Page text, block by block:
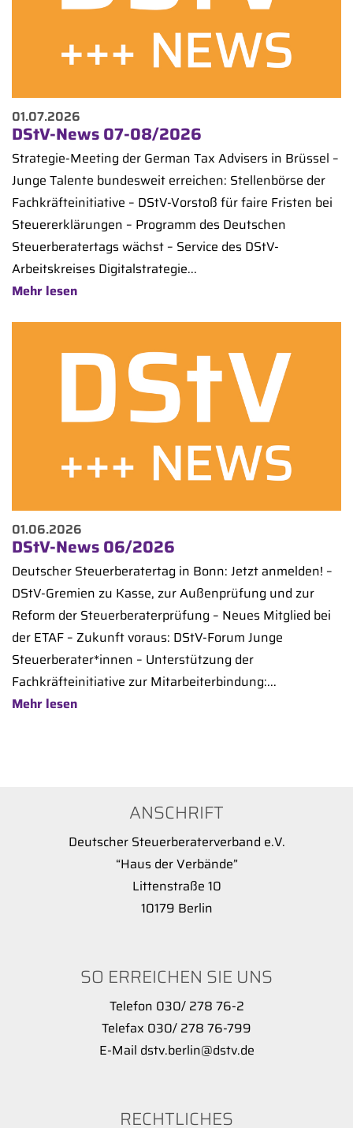
01.07.2026
DStV-News 07-08/2026
Strategie-Meeting der German Tax Advisers in Brüssel –
Junge Talente bundesweit erreichen: Stellenbörse der
Fachkräfteinitiative – DStV-Vorstoß für faire Fristen bei
Steuererklärungen – Programm des Deutschen
Steuerberatertags wächst – Service des DStV-
Arbeitskreises Digitalstrategie...
Mehr lesen
01.06.2026
DStV-News 06/2026
Deutscher Steuerberatertag in Bonn: Jetzt anmelden! –
DStV-Gremien zu Kasse, zur Außenprüfung und zur
Reform der Steuerberaterprüfung – Neues Mitglied bei
der ETAF – Zukunft voraus: DStV-Forum Junge
Steuerberater*innen – Unterstützung der
Fachkräfteinitiative zur Mitarbeiterbindung:...
Mehr lesen
ANSCHRIFT
Deutscher Steuerberaterverband e.V.
“Haus der Verbände”
Littenstraße 10
10179 Berlin
SO ERREICHEN SIE UNS
Telefon 030/ 278 76-2
Telefax 030/ 278 76-799
E-Mail dstv.berlin@dstv.de
RECHTLICHES